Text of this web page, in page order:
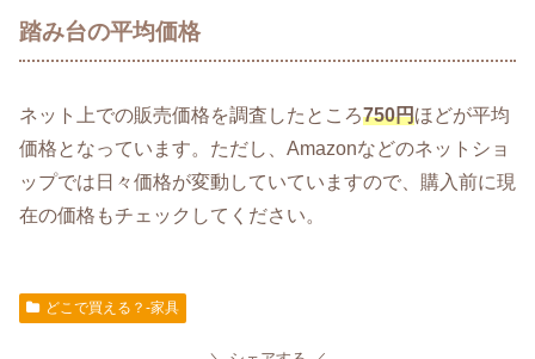
踏み台の平均価格
ネット上での販売価格を調査したところ750円ほどが平均
価格となっています。ただし、Amazonなどのネットショ
ップでは日々価格が変動していていますので、購入前に現
在の価格もチェックしてください。
どこで買える？-家具